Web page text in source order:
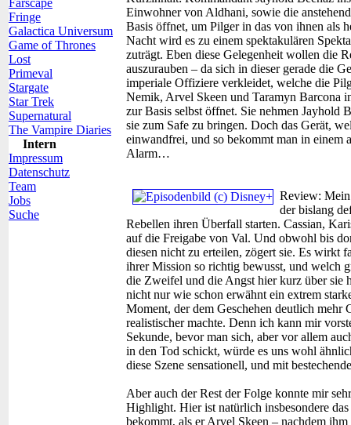
Farscape
Fringe
Galactica Universum
Game of Thrones
Lost
Primeval
Stargate
Star Trek
Supernatural
The Vampire Diaries
Intern
Impressum
Datenschutz
Team
Jobs
Suche
Einwohner von Aldhani, sowie die
Basis öffnet, um Pilger in das von ihnen als
Nacht wird es zu einem spektakulären
zuträgt. Eben diese Gelegenheit wollen die
auszurauben – da sich in dieser gerade die
imperiale Offiziere verkleidet, welche die
Nemik, Arvel Skeen und Taramyn Barcona
zur Basis selbst öffnet. Sie nehmen Jayhold
sie zum Safe zu bringen. Doch das Gerät,
einwandfrei, und so bekommt man in einem
Alarm…
Review:
der bislang
Rebellen ihren Überfall starten. Cassian,
auf die Freigabe von Val. Und obwohl bis
diesen nicht zu erteilen, zögert sie. Es wirkt
ihrer Mission so richtig bewusst, und welch
die Zweifel und die Angst hier kurz über sie
nicht nur wie schon erwähnt ein extrem
Moment, der dem Geschehen deutlich
realistischer machte. Denn ich kann mir
Sekunde, bevor man sich, aber vor allem
in den Tod schickt, würde es uns wohl
diese Szene sensationell, und mit
Aber auch der Rest der Folge konnte mir
Highlight. Hier ist natürlich insbesondere
bekommt, als er Arvel Skeen – nachdem